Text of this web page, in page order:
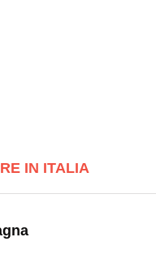
IN ITALIA